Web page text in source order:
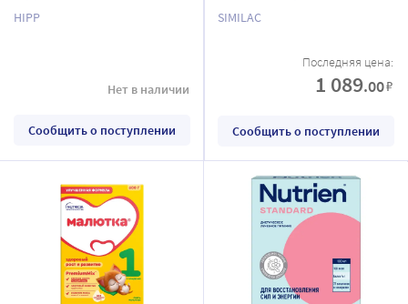
лактобактериями сухая c 6
HIPP
Нет в наличии
Сообщить о поступлении
гр
SIMILAC
Последняя цена:
1 089.00₽
Сообщить о поступлении